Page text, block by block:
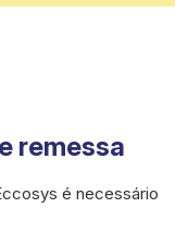
remessa
é necessário